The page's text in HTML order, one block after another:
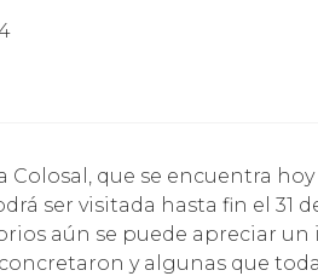
ser visitada hasta fin el 31
aún se puede apreciar
y algunas que